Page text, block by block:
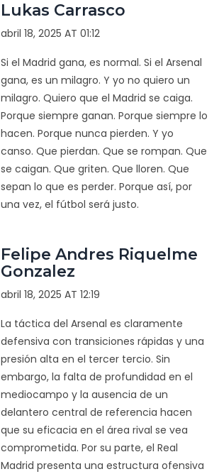
Lukas Carrasco
abril 18, 2025 AT 01:12
Si el Madrid gana, es normal. Si el Arsenal
gana, es un milagro. Y yo no quiero un
milagro. Quiero que el Madrid se caiga.
Porque siempre ganan. Porque siempre lo
hacen. Porque nunca pierden. Y yo
canso. Que pierdan. Que se rompan. Que
se caigan. Que griten. Que lloren. Que
sepan lo que es perder. Porque así, por
una vez, el fútbol será justo.
Felipe Andres Riquelme
Gonzalez
abril 18, 2025 AT 12:19
La táctica del Arsenal es claramente
defensiva con transiciones rápidas y una
presión alta en el tercer tercio. Sin
embargo, la falta de profundidad en el
mediocampo y la ausencia de un
delantero central de referencia hacen
que su eficacia en el área rival se vea
comprometida. Por su parte, el Real
Madrid presenta una estructura ofensiva